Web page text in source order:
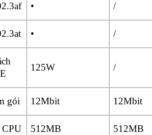
• /
• /
125W /
gói 12Mbit 12Mbit
512MB 512MB